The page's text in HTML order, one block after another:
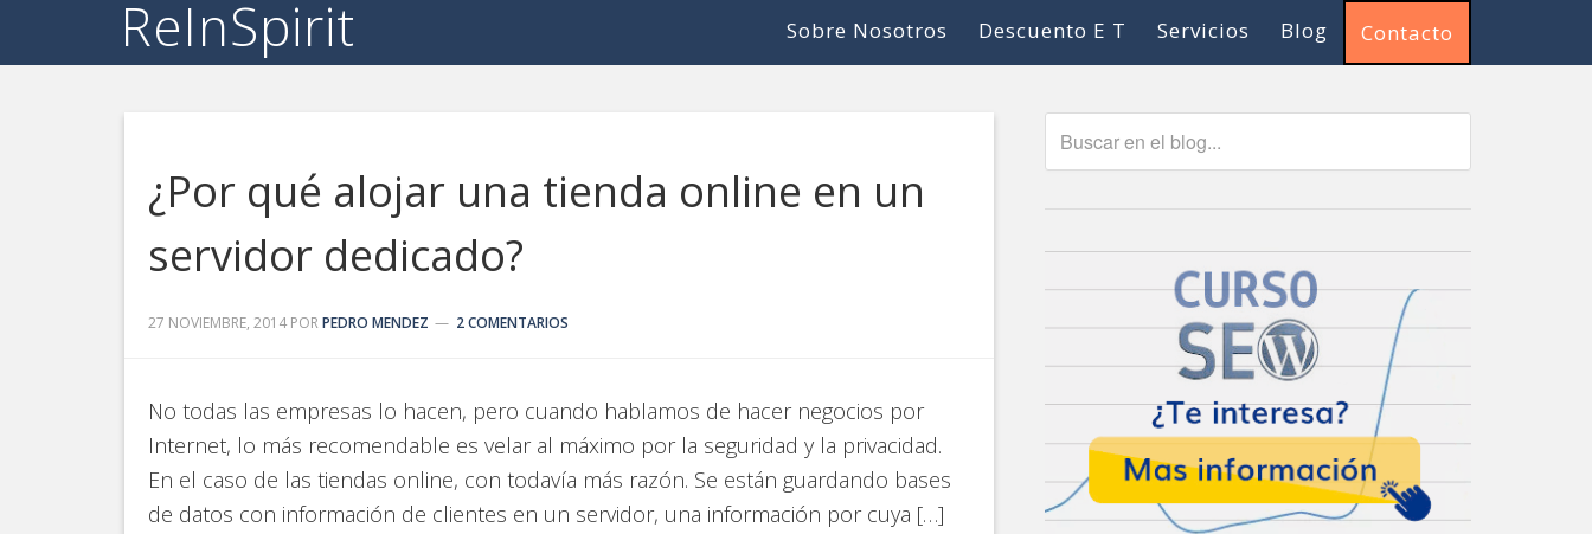
ReInSpirit Contacto
Blog
Servicios
Descuento E T
Sobre Nosotros
¿Por qué alojar una tienda online en un
servidor dedicado?
27 NOVIEMBRE, 2014 PORPEDRO MENDEZ 2 COMENTARIOS
No todas las empresas lo hacen, pero cuando hablamos de hacer negocios por
Internet, lo más recomendable es velar al máximo por la seguridad y la privacidad.
En el caso de las tiendas online, con todavía más razón. Se están guardando bases
de datos con información de clientes en un servidor, una información por cuya […]